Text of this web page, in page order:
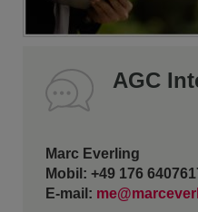
AGC
Marc Everling
Mobil: +49 176
E-mail: